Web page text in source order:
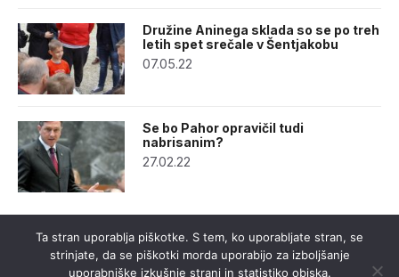
Družine Aninega sklada so se po treh
letih spet srečale v Šentjakobu
07.05.22
Se bo Pahor opravičil tudi
nabrisanim?
27.02.22
Ta stran uporablja piškotke. S tem, ko uporabljate stran, se
strinjate, da se piškotki morda uporabijo za izboljšanje
uporabniške izkušnje strani in statistiko obiska.